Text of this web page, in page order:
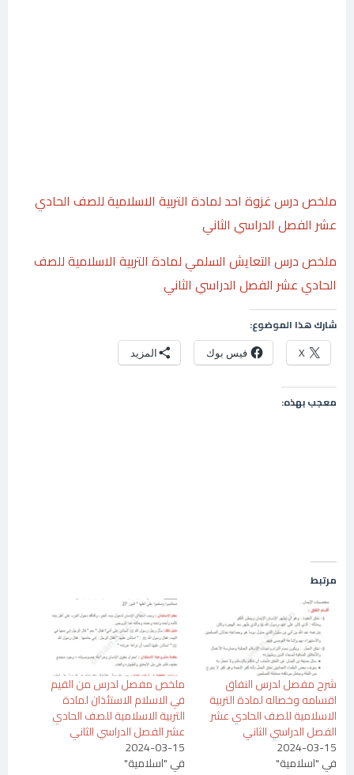
ملخص درس غزوة احد لمادة التربية الاسلامية للصف الحادي
عشر الفصل الدراسي الثاني
ملخص درس التعايش السلمي لمادة التربية الاسلامية للصف
الحادي عشر الفصل الدراسي الثاني
شارك هذا الموضوع:
X فيس بوك المزيد
معجب بهذه:
مرتبط
شرح مفصل لدرس النفاق
اقسامه وخصاله لمادة التربية
الاسلامية للصف الحادي عشر
الفصل الدراسي الثاني
2024-03-15
في "اسلامية"
ملخص مفصل لدرس من القيم
في الاسلام الاستئذان لمادة
التربية الاسلامية للصف الحادي
عشر الفصل الدراسي الثاني
2024-03-15
في "اسلامية"